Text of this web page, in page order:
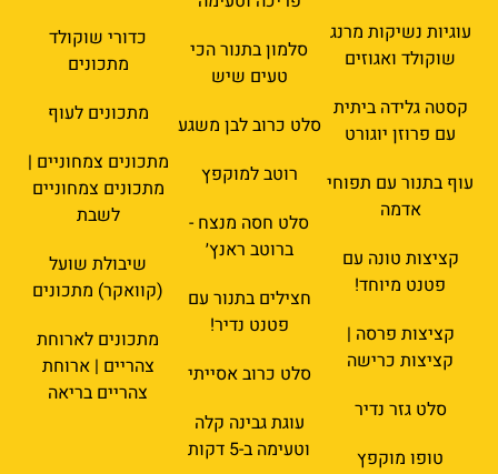
עוגיות נשיקות מרנג
שוקולד ואגוזים
קסטה גלידה ביתית
עם פרוזן יוגורט
עוף בתנור עם תפוחי
אדמה
קציצות טונה עם
פטנט מיוחד!
קציצות פרסה |
קציצות כרישה
סלט גזר נדיר
טופו מוקפץ
סלמון בתנור הכי
טעים שיש
סלט כרוב לבן משגע
רוטב למוקפץ
סלט חסה מנצח -
ברוטב ראנץ׳
חצילים בתנור עם
פטנט נדיר!
סלט כרוב אסייתי
עוגת גבינה קלה
וטעימה ב-5 דקות
כדורי שוקולד
מתכונים
מתכונים לעוף
מתכונים צמחוניים |
מתכונים צמחוניים
לשבת
שיבולת שועל
(קוואקר) מתכונים
מתכונים לארוחת
צהריים | ארוחת
צהריים בריאה